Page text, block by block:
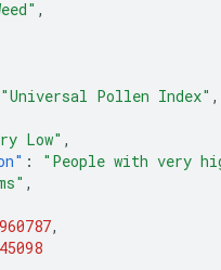
,
"Universal Pollen Index" ,
Low" ,
:
"People with very
,
,